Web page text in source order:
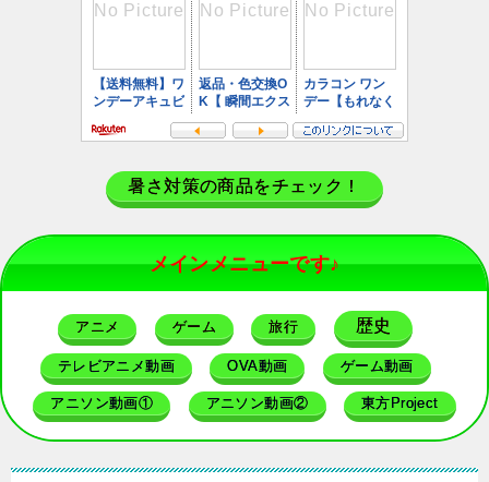
暑さ対策の商品をチェック！
メインメニューです♪
アニメ ゲーム 旅行 歴史
テレビアニメ動画 OVA動画 ゲーム動画
アニソン動画① アニソン動画② 東方Project